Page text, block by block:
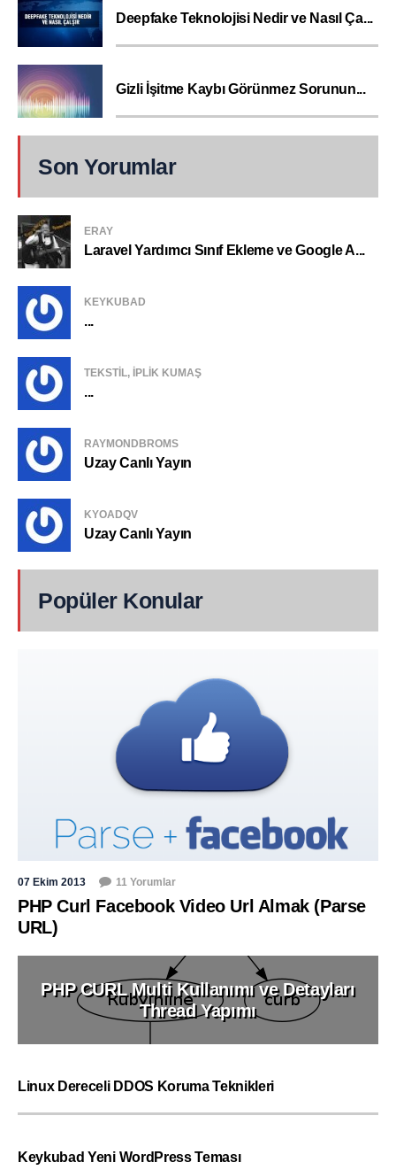
Deepfake Teknolojisi Nedir ve Nasıl Ça...
Gizli İşitme Kaybı Görünmez Sorunun...
Son Yorumlar
ERAY
Laravel Yardımcı Sınıf Ekleme ve Google A...
KEYKUBAD
...
TEKSTIL, IPLIK KUMAŞ
...
RAYMONDBROMS
Uzay Canlı Yayın
KYOADQV
Uzay Canlı Yayın
Popüler Konular
07 Ekim 2013 11 Yorumlar
PHP Curl Facebook Video Url Almak (Parse
URL)
PHP CURL Multi Kullanımı ve Detayları
Thread Yapımı
Linux Dereceli DDOS Koruma Teknikleri
Keykubad Yeni WordPress Teması